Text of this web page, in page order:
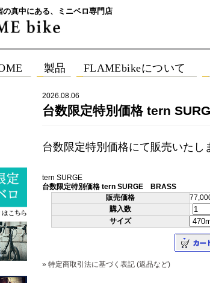
の真中にある、ミニベロ専門店
2026.08.06
台数限定特別価格 tern
台数限定特別価格にて販売いたし
tern SURGE
台数限定特別価格 tern SURGE BRASS
販売価格
購入数
サイズ
» 特定商取引法に基づく表記 (返品など)